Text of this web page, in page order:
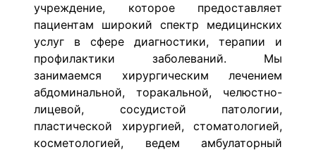
учреждение, которое предоставляет
пациентам широкий спектр медицинских
услуг в сфере диагностики, терапии и
профилактики заболеваний. Мы
занимаемся хирургическим лечением
абдоминальной, торакальной, челюстно-
лицевой, сосудистой патологии,
пластической хирургией, стоматологией,
косметологией, ведем амбулаторный